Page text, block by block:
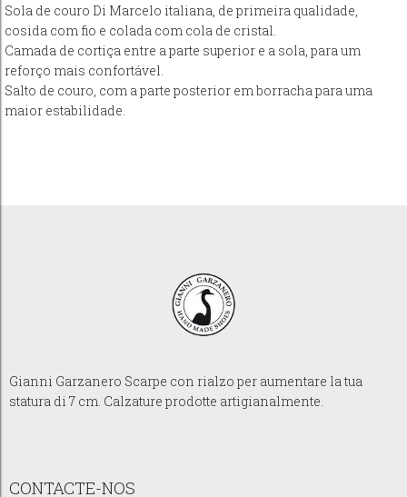
Sola de couro Di Marcelo italiana, de primeira qualidade,
cosida com fio e colada com cola de cristal.
Camada de cortiça entre a parte superior e a sola, para um
reforço mais confortável.
Salto de couro, com a parte posterior em borracha para uma
maior estabilidade.
Gianni Garzanero Scarpe con rialzo per aumentare la tua
statura di 7 cm. Calzature prodotte artigianalmente.
CONTACTE-NOS